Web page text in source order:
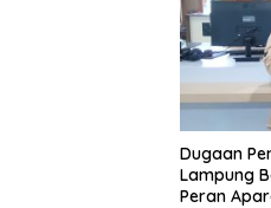
Dugaan
Lampung
Peran